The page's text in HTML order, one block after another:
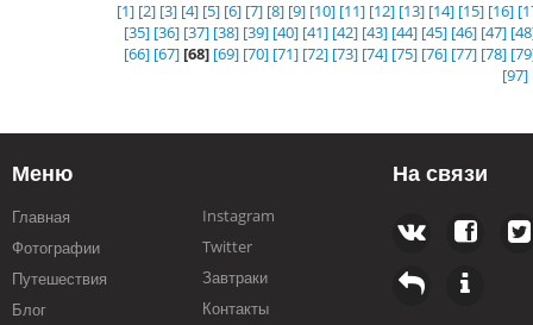
[1] [2] [3] [4] [5] [6] [7] [8] [9] [10] [11] [12] [13] [14] [15] [16]
[35] [36] [37] [38] [39] [40] [41] [42] [43] [44] [45] [46] [47]
[66] [67] [68] [69] [70] [71] [72] [73] [74] [75] [76] [77] [78]
[97]
Меню
Главная
Фотографии
Путешествия
Блог
Instagram
Twitter
Завтраки
Контакты
На связи